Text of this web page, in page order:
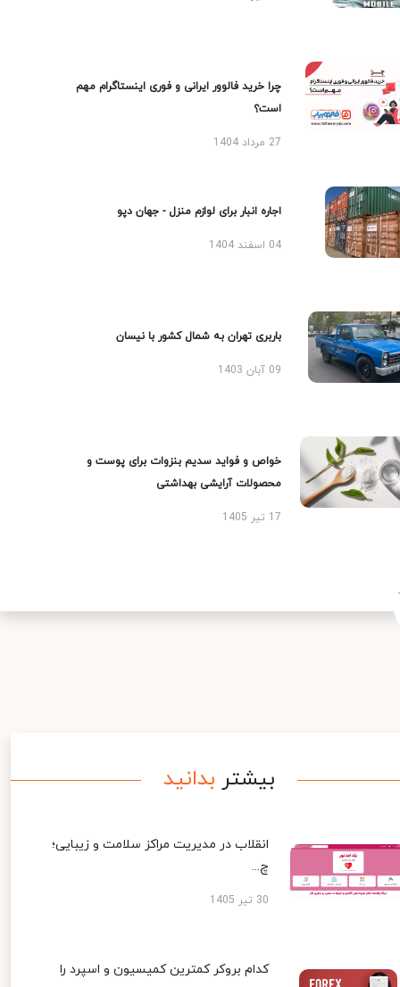
چرا خرید فالوور ایرانی و فوری اینستاگرام مهم
است؟
27 مرداد 1404
اجاره انبار برای لوازم منزل - جهان دپو
04 اسفند 1404
باربری تهران به شمال کشور با نیسان
09 آبان 1403
خواص و فواید سدیم بنزوات برای پوست و
محصولات آرایشی بهداشتی
17 تیر 1405
بیشتر بدانید
انقلاب در مدیریت مراکز سلامت و زیبایی؛
چ...
30 تیر 1405
کدام بروکر کمترین کمیسیون و اسپرد را